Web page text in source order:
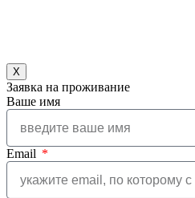
X
Заявка на проживание
Ваше имя
Email